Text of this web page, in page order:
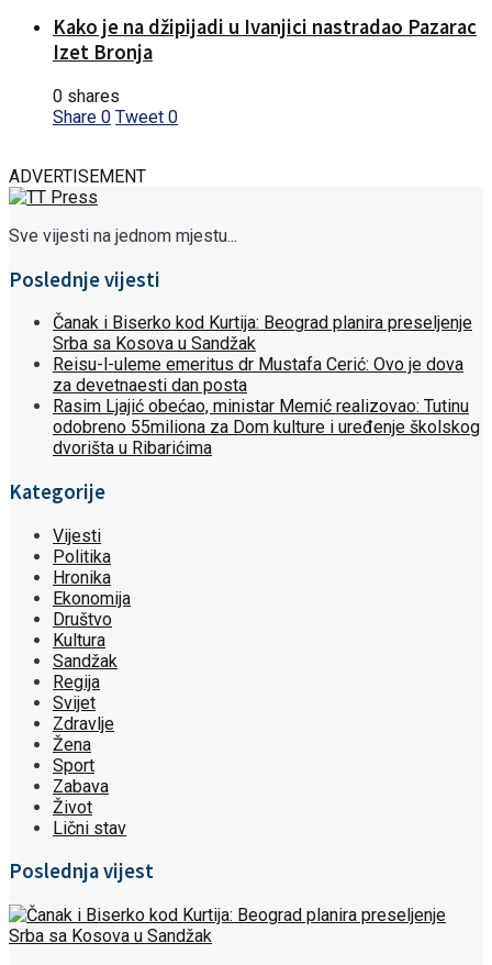
Kako je na džipijadi u Ivanjici nastradao Pazarac
Izet Bronja
0 shares
Share 0 Tweet 0
ADVERTISEMENT
Sve vijesti na jednom mjestu...
Poslednje vijesti
Čanak i Biserko kod Kurtija: Beograd planira preseljenje
Srba sa Kosova u Sandžak
Reisu-l-uleme emeritus dr Mustafa Cerić: Ovo je dova
za devetnaesti dan posta
Rasim Ljajić obećao, ministar Memić realizovao: Tutinu
odobreno 55miliona za Dom kulture i uređenje školskog
dvorišta u Ribarićima
Kategorije
Vijesti
Politika
Hronika
Ekonomija
Društvo
Kultura
Sandžak
Regija
Svijet
Zdravlje
Žena
Sport
Zabava
Život
Lični stav
Poslednja vijest